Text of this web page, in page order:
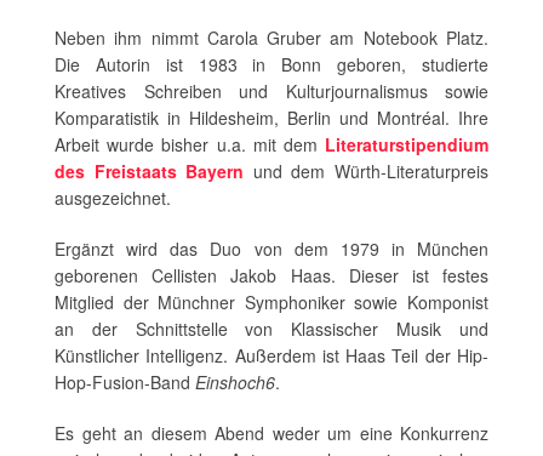
Neben ihm nimmt Carola Gruber am Notebook Platz.
Die Autorin ist 1983 in Bonn geboren, studierte
Kreatives Schreiben und Kulturjournalismus sowie
Komparatistik in Hildesheim, Berlin und Montréal. Ihre
Arbeit wurde bisher u.a. mit dem Literaturstipendium
des Freistaats Bayern und dem Würth-Literaturpreis
ausgezeichnet.
Ergänzt wird das Duo von dem 1979 in München
geborenen Cellisten Jakob Haas. Dieser ist festes
Mitglied der Münchner Symphoniker sowie Komponist
an der Schnittstelle von Klassischer Musik und
Künstlicher Intelligenz. Außerdem ist Haas Teil der Hip-
Hop-Fusion-Band Einshoch6.
Es geht an diesem Abend weder um eine Konkurrenz